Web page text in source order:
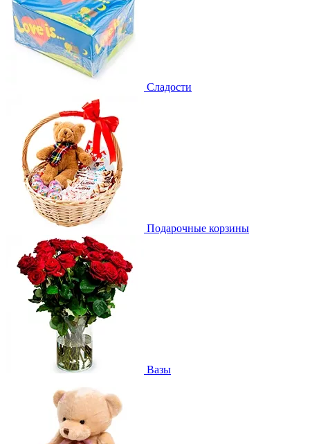
Сладости
Подарочные корзины
Вазы